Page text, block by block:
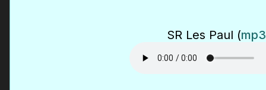
SR Les Paul (mp3